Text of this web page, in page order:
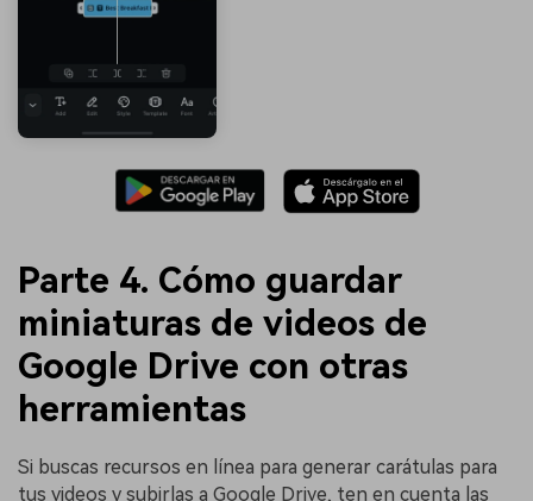
Parte 4. Cómo guardar
miniaturas de videos de
Google Drive con otras
herramientas
Si buscas recursos en línea para generar carátulas para
tus videos y subirlas a Google Drive, ten en cuenta las